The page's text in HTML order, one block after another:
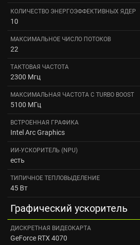
КОЛИЧЕСТВО ЭНЕРГОЭФФЕКТИВНЫХ ЯДЕР
10
МАКСИМАЛЬНОЕ ЧИСЛО ПОТОКОВ
22
ТАКТОВАЯ ЧАСТОТА
2300 Мгц
МАКСИМАЛЬНАЯ ЧАСТОТА С TURBO BOOST
5100 МГц
ВСТРОЕННАЯ ГРАФИКА
Intel Arc Graphics
ИИ-УСКОРИТЕЛЬ (NPU)
есть
ТИПИЧНОЕ ТЕПЛОВЫДЕЛЕНИЕ
45 Вт
Графический ускоритель
ДИСКРЕТНАЯ ВИДЕОКАРТА
GeForce RTX 4070